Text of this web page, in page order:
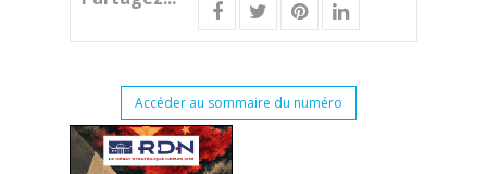
Accéder au sommaire du numéro